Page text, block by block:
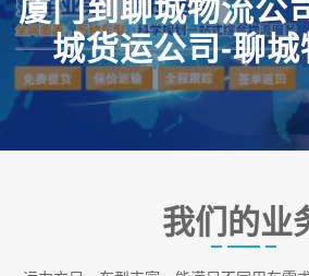
厦门到聊城物流公
城货运公司-聊
我们的业